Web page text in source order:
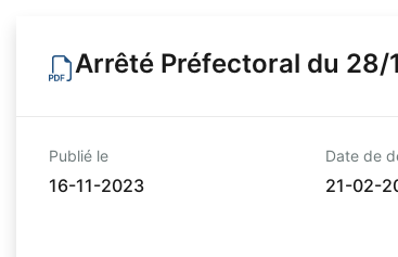
Arrêté Préfectoral du
Publié le
16-11-2023
Date de
21-02-